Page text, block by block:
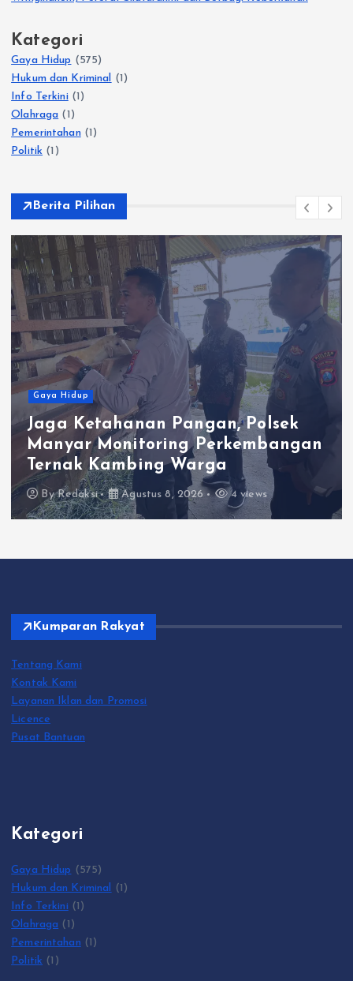
Kategori
Gaya Hidup (575)
Hukum dan Kriminal (1)
Info Terkini(1)
Olahraga (1)
Pemerintahan(1)
Politik (1)
Berita Pilihan
Gaya Hidup
Satlantas Polres Gresik Tebar
Kepedulian Lewat Program
Berkah Berbagi”
ByRedaksi Agustus 7, 2026 4 views
Kumparan Rakyat
Tentang Kami
Kontak Kami
Layanan Iklan dan Promosi
Licence
Pusat Bantuan
Kategori
Gaya Hidup (575)
Hukum dan Kriminal
(1)
Info Terkini (1)
Olahraga (1)
Pemerintahan (1)
Politik (1)